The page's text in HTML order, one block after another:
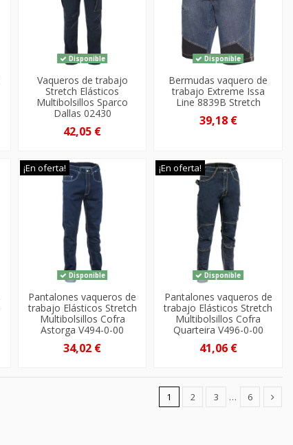
Disponible
Vaqueros de trabajo
Stretch Elásticos
Multibolsillos Sparco
Dallas 02430
42,05 €
Disponible
Bermudas vaquero de
trabajo Extreme Issa
Line 8839B Stretch
39,18 €
¡En oferta!
Disponible
Pantalones vaqueros de
trabajo Elásticos Stretch
Multibolsillos Cofra
Astorga V494-0-00
34,02 €
¡En oferta!
Disponible
Pantalones vaqueros de
trabajo Elásticos Stretch
Multibolsillos Cofra
Quarteira V496-0-00
41,06 €
1 2 3 … 6